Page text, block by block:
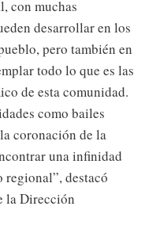
con muchas
desarrollar en los
pero también en
todo lo que es las
de esta comunidad.
como bailes
coronación de la
una infinidad
regional”, destacó
la Dirección